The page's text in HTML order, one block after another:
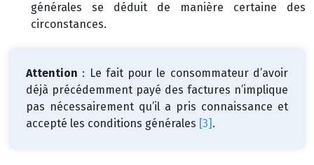
générales se déduit de manière certaine des
circonstances.
Attention : Le fait pour le consommateur d’avoir
déjà précédemment payé des factures n’implique
pas nécessairement qu’il a pris connaissance et
accepté les conditions générales [3] .